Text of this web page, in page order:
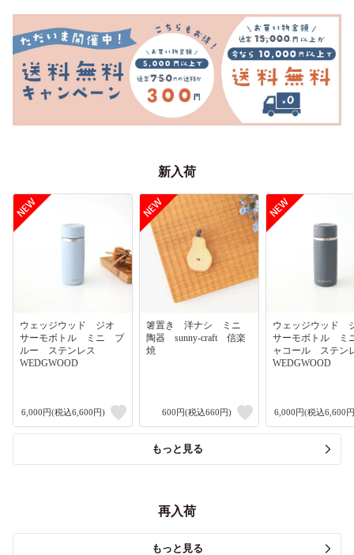
新入荷
ウェッジウッド ジオ
サーモボトル ミニ ブ
ルー ステンレス
WEDGWOOD
6,000円(税込6,600円)
箸置き 洋ナシ ミニ
陶器 sunny-craft 信楽
焼
600円(税込660円)
ウェッジウッド
サーモボトル
ャコール ステ
WEDGWOOD
6,000円(税込6,600
もっと見る
再入荷
もっと見る